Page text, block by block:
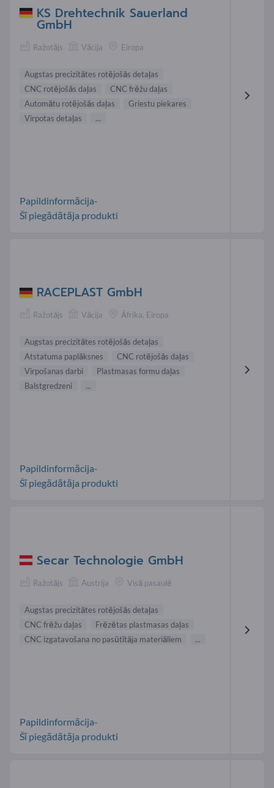
KS Drehtechnik Sauerland
GmbH
Ražotājs Vācija Eiropa
Augstas precizitātes rotējošās detaļas
CNC rotējošās daļas
CNC frēžu daļas
Automātu rotējošās daļas
Griestu piekares
Virpotas detaļas
...
Papildinformācija-
Šī piegādātāja produkti
RACEPLAST GmbH
Ražotājs Vācija Āfrika, Eiropa
Augstas precizitātes rotējošās detaļas
Atstatuma paplāksnes
CNC rotējošās daļas
Virpošanas darbi
Plastmasas formu daļas
Balstgredzeni
...
Papildinformācija-
Šī piegādātāja produkti
Secar Technologie GmbH
Ražotājs Austrija Visā pasaulē
Augstas precizitātes rotējošās detaļas
CNC frēžu daļas
Frēzētas plastmasas daļas
CNC izgatavošana no pasūtītāja materiāliem
...
Papildinformācija-
Šī piegādātāja produkti